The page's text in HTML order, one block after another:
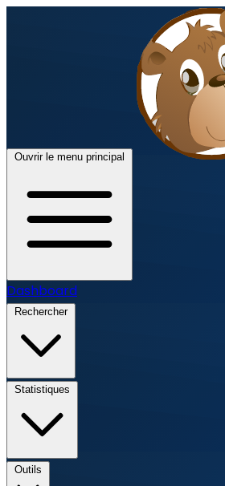
Ouvrir le menu principal
Dashboard
Rechercher
Statistiques
Outils